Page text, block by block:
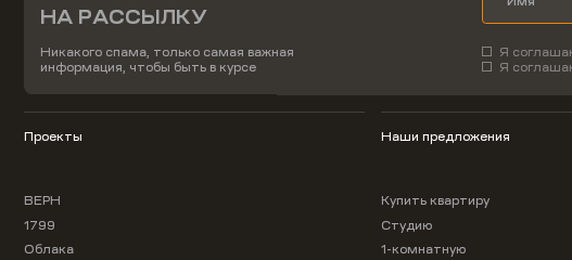
НА РАССЫЛКУ
Никакого спама, только самая важная
информация, чтобы быть в курсе
Я
Я
Проекты
ВЕРН
1799
Облака
Наши предложения
Купить квартиру
Студию
1-комнатную